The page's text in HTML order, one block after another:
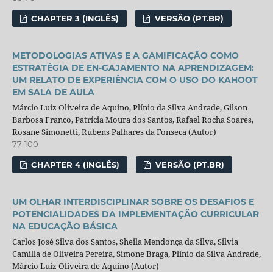
CHAPTER 3 (INGLÊS) VERSÃO (PT.BR)
METODOLOGIAS ATIVAS E A GAMIFICAÇÃO COMO
ESTRATÉGIA DE EN-GAJAMENTO NA APRENDIZAGEM:
UM RELATO DE EXPERIÊNCIA COM O USO DO KAHOOT
EM SALA DE AULA
Márcio Luiz Oliveira de Aquino, Plínio da Silva Andrade, Gilson
Barbosa Franco, Patrícia Moura dos Santos, Rafael Rocha Soares,
Rosane Simonetti, Rubens Palhares da Fonseca (Autor)
77-100
CHAPTER 4 (INGLÊS) VERSÃO (PT.BR)
UM OLHAR INTERDISCIPLINAR SOBRE OS DESAFIOS E
POTENCIALIDADES DA IMPLEMENTAÇÃO CURRICULAR
NA EDUCAÇÃO BÁSICA
Carlos José Silva dos Santos, Sheila Mendonça da Silva, Silvia
Camilla de Oliveira Pereira, Simone Braga, Plínio da Silva Andrade,
Márcio Luiz Oliveira de Aquino (Autor)